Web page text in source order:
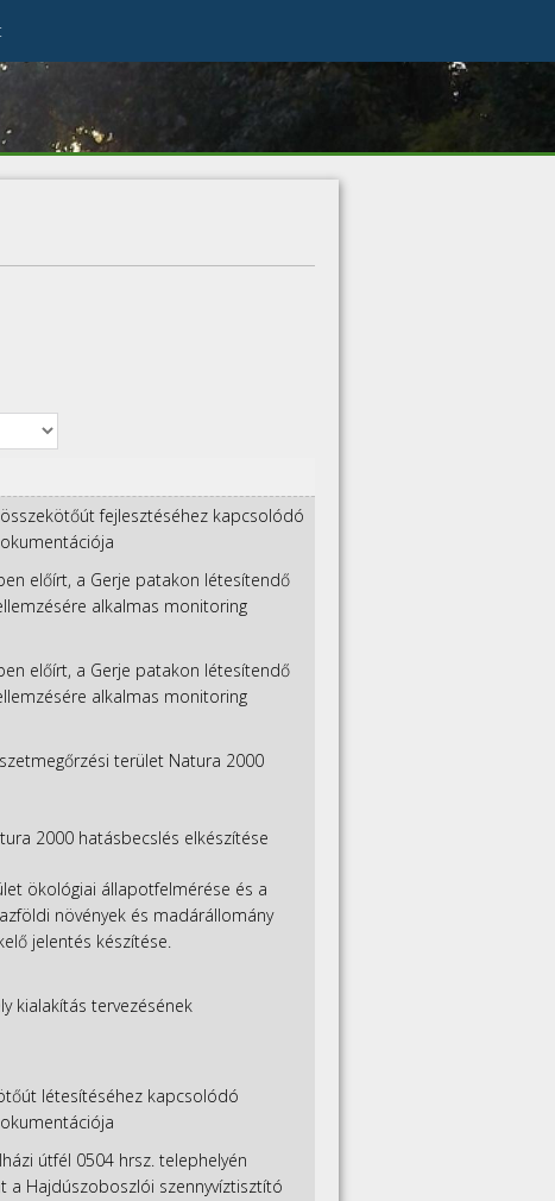
összekötőút fejlesztéséhez kapcsolódó
előírt, a Gerje patakon létesítendő
alkalmas monitoring
előírt, a Gerje patakon létesítendő
alkalmas monitoring
terület Natura 2000
2000 hatásbecslés elkészítése
ökológiai állapotfelmérése és a
növények és madárállomány
jelentés készítése.
kialakítás tervezésének
létesítéséhez kapcsolódó
útfél 0504 hrsz. telephelyén
Hajdúszoboszlói szennyvíztisztító